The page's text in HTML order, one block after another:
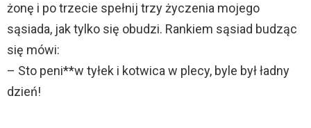
żonę i po trzecie spełnij trzy życzenia mojego
sąsiada, jak tylko się obudzi. Rankiem sąsiad budząc
się mówi:
– Sto peni**w tyłek i kotwica w plecy, byle był ładny
dzień!